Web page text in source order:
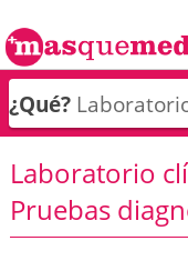
¿Qué?
Laboratorio
Pruebas